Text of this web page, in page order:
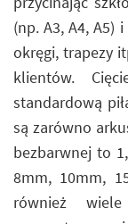
(np. A3, A4, A5)
okręgi, trapezy
klientów.
standardową
są zarówno
bezbarwnej to
8mm, 10mm,
również